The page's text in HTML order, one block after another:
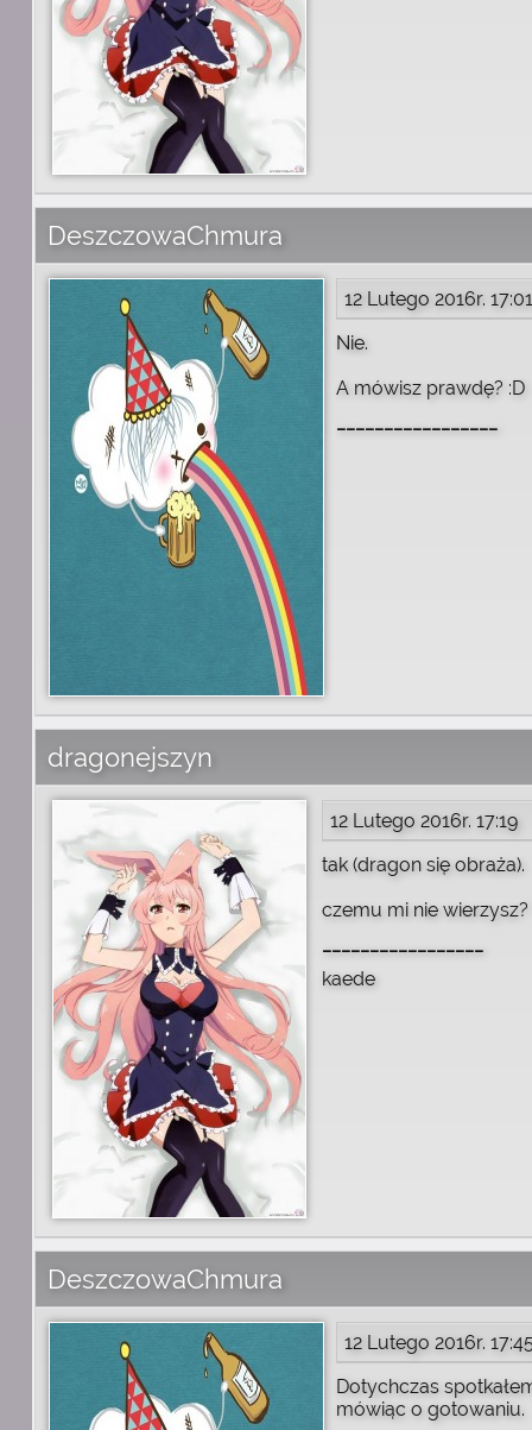
DeszczowaChmura
12 Lutego 2016r. 17:01
Nie.
A mówisz prawdę? :D
_________________
dragonejszyn
12 Lutego 2016r. 17:19
tak (dragon się obraża).
czemu mi nie wierzysz?
_________________
kaede
DeszczowaChmura
12 Lutego 2016r.
Dotychczas
mówiąc o gotowaniu.